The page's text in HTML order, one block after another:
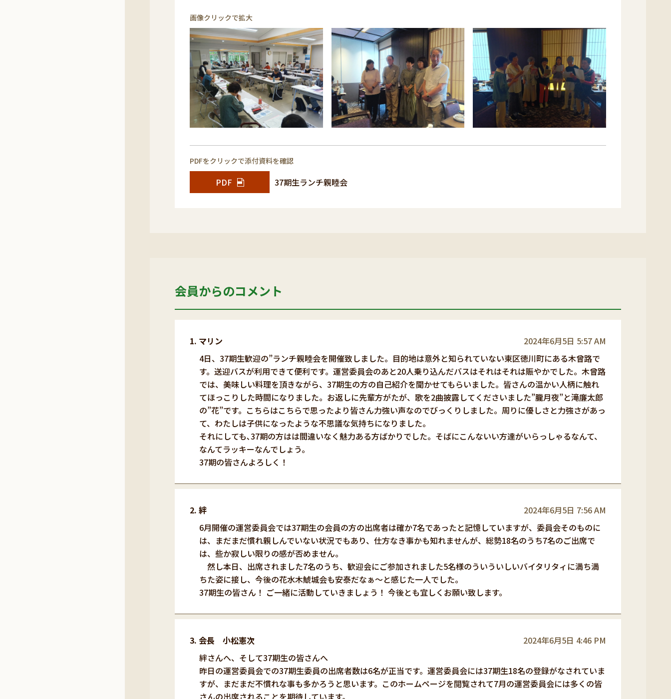
画像クリックで拡大
PDFをクリックで添付資料を確認
PDF 37期生ランチ親睦会
会員からのコメント
マリン
2024年6月5日 5:57 AM
4日、37期生歓迎の”ランチ親睦会を開催致しました。目的地は意外と知られていない東区徳川町にある木曾路で
す。送迎バスが利用できて便利です。運営委員会のあと20人乗り込んだバスはそれはそれは賑やかでした。木曾路
では、美味しい料理を頂きながら、37期生の方の自己紹介を聞かせてもらいました。皆さんの温かい人柄に触れ
てほっこりした時間になりました。お返しに先輩方がたが、歌を2曲披露してくださいました”朧月夜”と滝廉太郎
の”花”です。こちらはこちらで思ったより皆さん力強い声なのでびっくりしました。周りに優しさと力強さがあっ
て、わたしは子供になったような不思議な気持ちになりました。
それにしても､37期の方はは間違いなく魅力ある方ばかりでした。そばにこんないい方達がいらっしゃるなんて、
なんてラッキーなんでしょう。
37期の皆さんよろしく！
絆
2024年6月5日 7:56 AM
6月開催の運営委員会では37期生の会員の方の出席者は確か7名であったと記憶していますが、委員会そのものに
は、まだまだ慣れ親しんでいない状況でもあり、仕方なき事かも知れませんが、総勢18名のうち7名のご出席で
は、些か寂しい限りの感が否めません。
然し本日、出席されました7名のうち、歓迎会にご参加されました5名様のういういしいバイタリタィに満ち満
ちた姿に接し、今後の花水木鯱城会も安泰だなぁ～と感じた一人でした。
37期生の皆さん！ ご一緒に活動していきましょう！ 今後とも宜しくお願い致します。
会長 小松憲次
2024年6月5日 4:46 PM
絆さんへ、そして37期生の皆さんへ
昨日の運営委員会での37期生委員の出席者数は6名が正当です。運営委員会には37期生18名の登録がなされていま
すが、まだまだ不慣れな事も多かろうと思います。このホームページを閲覧されて7月の運営委員会には多くの皆
さんの出席されることを期待しています。